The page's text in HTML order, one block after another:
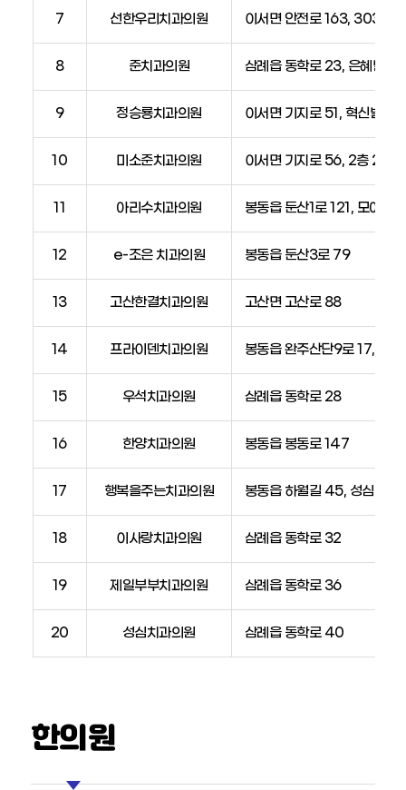
7 선한우리치과의원 이서면 안전로 163, 303호
8 준치과의원 삼례읍 동학로 23, 은혜빌딩
9 정승룡치과의원 이서면 기지로 51, 혁신빌딩
10 미소준치과의원 이서면 기지로 56, 2층 203
11 아리수치과의원 봉동읍 둔산1로 121, 모아엘
12 e-조은 치과의원 봉동읍 둔산3로 79
13 고산한결치과의원 고산면 고산로 88
14 프라이덴치과의원 봉동읍 완주산단9로 17, 백
15 우석치과의원 삼례읍 동학로 28
16 한양치과의원 봉동읍 봉동로 147
17 행복을주는치과의원 봉동읍 하월길 45, 성심빌딩
18 이사랑치과의원 삼례읍 동학로 32
19 제일부부치과의원 삼례읍 동학로 36
20 성심치과의원 삼례읍 동학로 40
한의원